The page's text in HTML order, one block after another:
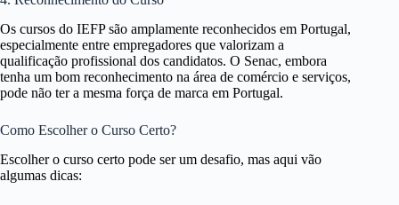
Os cursos do IEFP são amplamente reconhecidos em Portugal,
especialmente entre empregadores que valorizam a
qualificação profissional dos candidatos. O Senac, embora
tenha um bom reconhecimento na área de comércio e serviços,
pode não ter a mesma força de marca em Portugal.
Como Escolher o Curso Certo?
Escolher o curso certo pode ser um desafio, mas aqui vão
algumas dicas: